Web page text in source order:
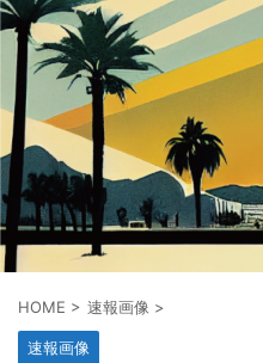
HOME > 速報画像 >
速報画像